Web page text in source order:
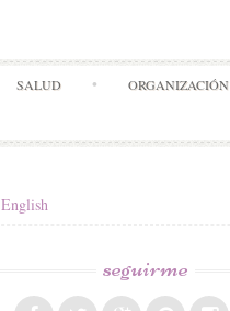
SALUD ORGANIZACIÓN
English
seguirme